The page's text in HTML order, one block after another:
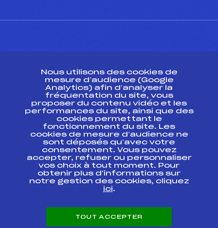
Ressources
Pass’Neige
Projet sportif fédéral
Projet de performance fédéral
Antidopage
Pôle Développement, Formation, Suivi
Scientifique
Listes ministérielles
Pôle vie de l’athlète
Enseignement professionnel
Carrières
Nous utilisons des cookies de
mesure d’audience (Google
Analytics) afin d’analyser la
fréquentation du site, vous
proposer du contenu vidéo et les
performances du site, ainsi que des
cookies permettant le
fonctionnement du site. Les
cookies de mesure d’audience ne
sont déposés qu’avec votre
consentement. Vous pouvez
accepter, refuser ou personnaliser
vos choix à tout moment. Pour
obtenir plus d'informations sur
notre gestion des cookies, cliquez
ici.
TOUT ACCEPTER